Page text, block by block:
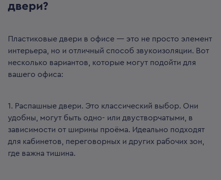
двери?
Пластиковые двери в офисе — это не просто элемент
интерьера, но и отличный способ звукоизоляции. Вот
несколько вариантов, которые могут подойти для
вашего офиса:
1. Распашные двери. Это классический выбор. Они
удобны, могут быть одно- или двустворчатыми, в
зависимости от ширины проёма. Идеально подходят
для кабинетов, переговорных и других рабочих зон,
где важна тишина.